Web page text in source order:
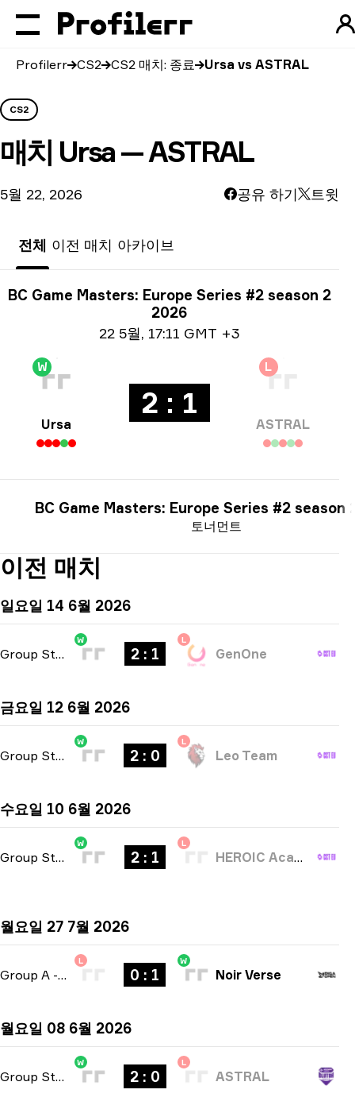
Profilerr CS2 CS2 매치: 종료 Ursa vs ASTRAL
CS2
매치 Ursa — ASTRAL
5월 22, 2026 공유 하기 트윗
전체 이전 매치 아카이브
토너먼트 정보
BC Game Masters: Europe Series #2 season 2
2026
22 5월, 17:11 GMT +3
W
Ursa
2 : 1
L
ASTRAL
토너먼트
BC Game Masters: Europe Series #2 season
이전 매치
일요일 14 6월 2026
Group Stage -bo3
W
2 : 1
L
GenOne
금요일 12 6월 2026
Group Stage -bo3
W
2 : 0
L
Leo Team
수요일 10 6월 2026
Group Stage -bo3
W
2 : 1
L
HEROIC Academy
월요일 27 7월 2026
Group A - bo1
L
0 : 1
W
Noir Verse
월요일 08 6월 2026
Group Stage -bo3
W
2 : 0
L
ASTRAL